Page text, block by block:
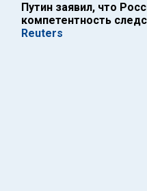
Путин заявил, что
компетентность
Reuters